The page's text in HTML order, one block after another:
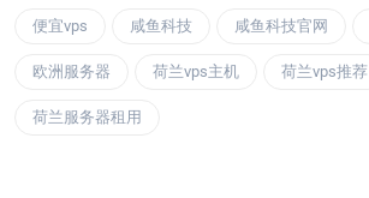
便宜vps 咸鱼科技 咸鱼科技官网
欧洲服务器 荷兰vps主机 荷兰vps推荐
荷兰服务器租用